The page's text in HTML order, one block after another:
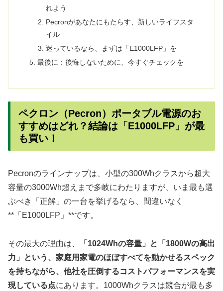
れよう
Pecronがあなたにもたらす、新しいライフスタ
イル
迷っているなら、まずは「E1000LFP」を
最後に：後悔しないために、今すぐチェックを
ペクロン（Pecron）ポータブル電源のお
すすめはどれ？結論は「E1000LFP」が最
も買い！
Pecronのラインナップは、小型の300Whクラスから超大
容量の3000Wh超えまで多岐にわたりますが、いま最も選
ぶべき「正解」の一台を挙げるなら、間違いなく
**「E1000LFP」**です。
その最大の理由は、
「1024Whの容量」と「1800Wの高出
力」という、家庭用家電のほぼすべてを動かせるスペック
を持ちながら、他社を圧倒するコストパフォーマンスを実
現している点にあります。1000Whクラスは競合が最も多